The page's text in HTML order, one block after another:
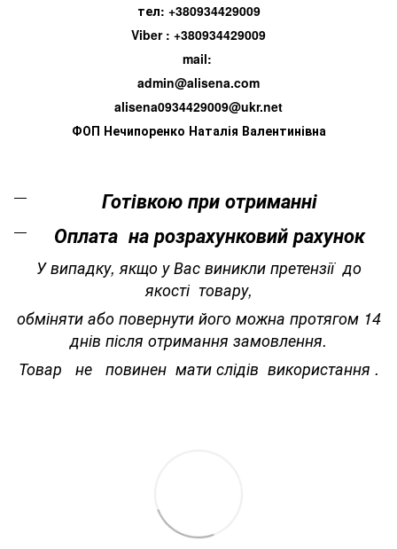
тел: +380934429009
Viber : +380934429009
mail:
admin@alisena.com
alisena0934429009@ukr.net
ФОП Нечипоренко Наталія Валентинівна
Готівкою при отриманні
Оплата на розрахунковий рахунок
У випадку, якщо у Вас виникли претензії до
якості товару,
обміняти або повернути його можна протягом 14
днів після отримання замовлення.
Товар не повинен мати слідів використання .